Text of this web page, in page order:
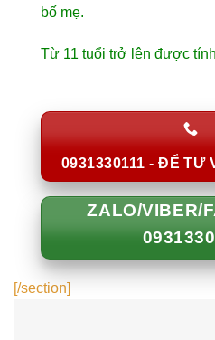
bố mẹ.
Từ 11 tuổi trở lên được
0931330111 - ĐỂ TƯ
ZALO/VIBER/
[/section]